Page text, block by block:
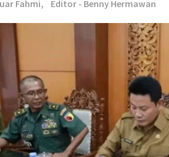
Fahmi,
Editor - Benny Hermawan